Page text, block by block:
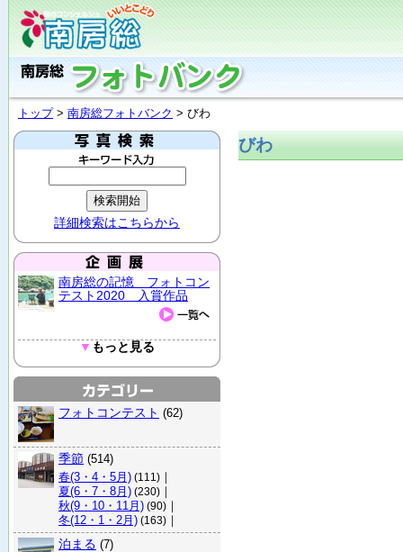
トップ> 南房総フォトバンク > びわ
詳細検索はこちらから
南房総の記憶 フォトコン
テスト2020 入賞作品
▼ もっと見る
フォトコンテスト (62)
季節 (514)
春(3・4・5月) (111) ｜
夏(6・7・8月) (230) ｜
秋(9・10・11月) (90) ｜
冬(12・1・2月) (163) ｜
泊まる (7)
びわ